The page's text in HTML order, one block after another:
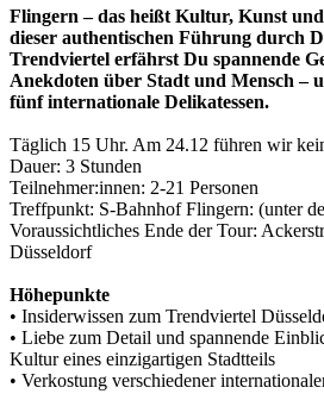
Flingern – das heißt Kultur, Kunst
dieser authentischen Führung durch
Trendviertel erfährst Du spannende
Anekdoten über Stadt und Mensch –
fünf internationale Delikatessen.
Täglich 15 Uhr. Am 24.12 führen wir
Dauer: 3 Stunden
Teilnehmer:innen: 2-21 Personen
Treffpunkt: S-Bahnhof Flingern: (unter
Voraussichtliches Ende der Tour:
Düsseldorf
Höhepunkte
• Insiderwissen zum Trendviertel
• Liebe zum Detail und spannende
Kultur eines einzigartigen Stadtteils
• Verkostung verschiedener